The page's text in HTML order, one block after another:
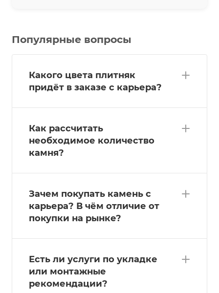
Популярные вопросы
Какого цвета плитняк
придёт в заказе с карьера?
Как рассчитать
необходимое количество
камня?
Зачем покупать камень с
карьера? В чём отличие от
покупки на рынке?
Есть ли услуги по укладке
или монтажные
рекомендации?